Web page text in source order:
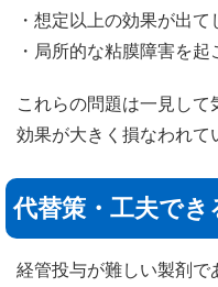
・想定以上の効果が出て
・局所的な粘膜障害を起
これらの問題は一見し
効果が大きく損なわれて
代替策・工夫でき
経管投与が難しい製剤で